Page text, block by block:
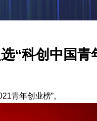
“科创中国青
青年创业榜”。